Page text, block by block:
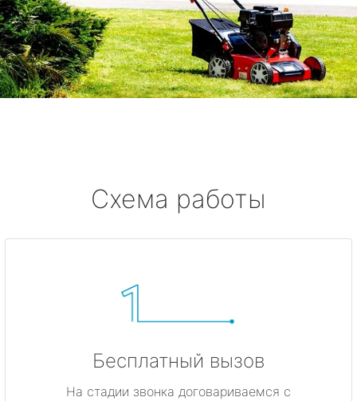
Схема работы
Бесплатный вызов
На стадии звонка договариваемся с